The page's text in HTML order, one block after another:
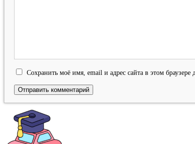
Сохранить моё имя, email и адрес сайта в этом